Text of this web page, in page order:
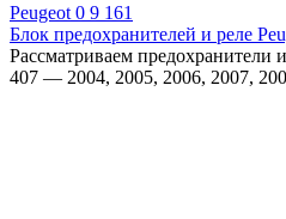
Peugeot 0 9 161
Блок предохранителей и реле
Рассматриваем предохранители
407 — 2004, 2005, 2006, 2007,